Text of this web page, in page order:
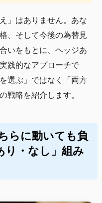
」はありません。あな
、そして今後の為替見
いをもとに、ヘッジあ
践的なアプローチで
選ぶ」ではなく「両方
戦略を紹介します。
らに動いても負
り・なし」組み